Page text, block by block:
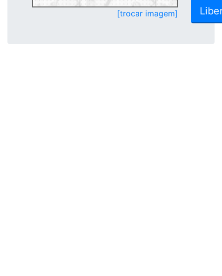
[trocar imagem]